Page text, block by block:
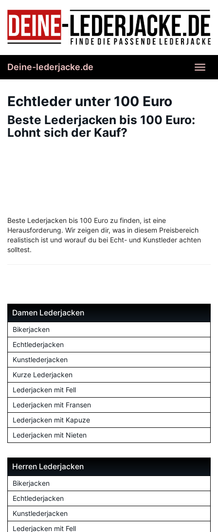
content
Deine-lederjacke.de
Echtleder unter 100 Euro
Beste Lederjacken bis 100 Euro:
Lohnt sich der Kauf?
Beste Lederjacken bis 100 Euro zu finden, ist eine
Herausforderung. Wir zeigen dir, was in diesem Preisbereich
realistisch ist und worauf du bei Echt- und Kunstleder achten
solltest.
Damen Lederjacken
Bikerjacken
Echtlederjacken
Kunstlederjacken
Kurze Lederjacken
Lederjacken mit Fell
Lederjacken mit Fransen
Lederjacken mit Kapuze
Lederjacken mit Nieten
Herren Lederjacken
Bikerjacken
Echtlederjacken
Kunstlederjacken
Lederjacken mit Fell